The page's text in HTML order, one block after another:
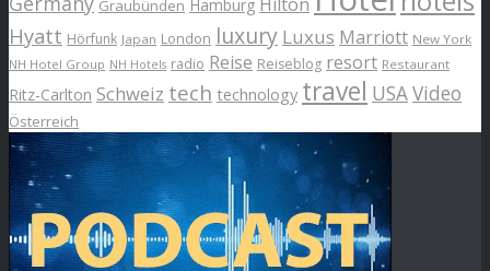
Graubünden Hamburg
Hyatt Hörfunk Japan London luxury Luxus Marriott New York
NH Hotel Group NH Hotels radio Reise Reiseblog resort Restaurant
Ritz-Carlton Schweiz tech technology travel USAVideo
Österreich